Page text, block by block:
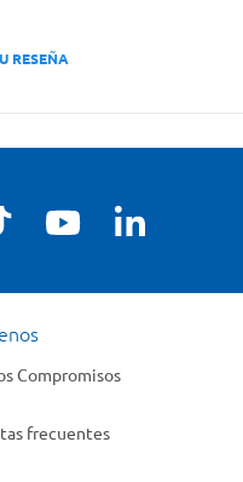
RESEÑA
Compromisos
frecuentes